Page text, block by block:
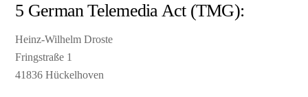
5 German Telemedia Act (TMG):
Heinz-Wilhelm Droste
Fringstraße 1
41836 Hückelhoven